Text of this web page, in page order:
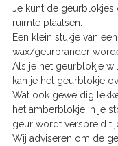
Je kunt de geurblokjes
ruimte plaatsen.
Een klein stukje van
wax/geurbrander
Als je het geurblokje
kan je het geurblokje
Wat ook geweldig
het amberblokje in je
geur wordt verspreid
Wij adviseren om de